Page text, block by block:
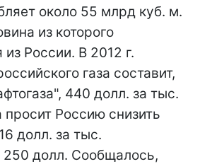
около 55 млрд куб. м.
из которого
России. В 2012 г.
газа составит,
440 долл. за тыс.
просит Россию снизить
долл. за тыс.
250 долл. Сообщалось,